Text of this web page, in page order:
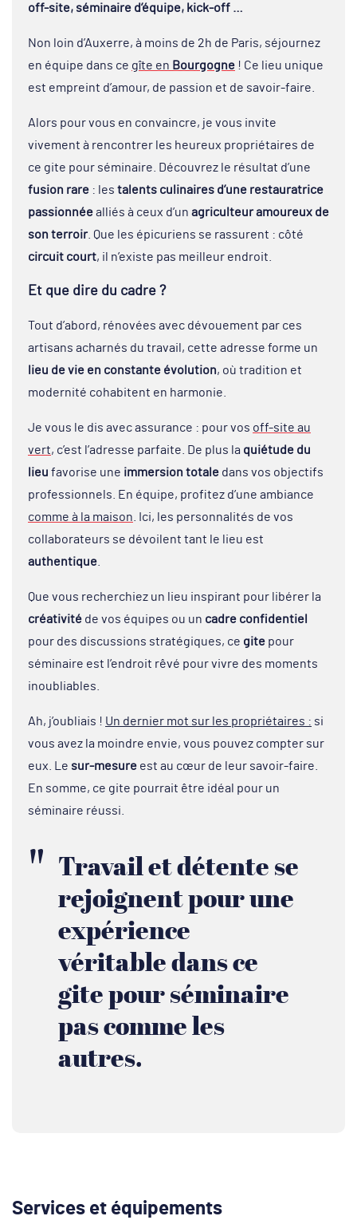
off-site, séminaire d’équipe, kick-off …
Non loin d’Auxerre, à moins de 2h de Paris, séjournez
en équipe dans ce gîte en Bourgogne ! Ce lieu unique
est empreint d’amour, de passion et de savoir-faire.
Alors pour vous en convaincre, je vous invite
vivement à rencontrer les heureux propriétaires de
ce gite pour séminaire. Découvrez le résultat d’une
fusion rare : les talents culinaires d’une restauratrice
passionnéealliés à ceux d’un agriculteur amoureux de
son terroir. Que les épicuriens se rassurent : côté
circuit court, il n’existe pas meilleur endroit.
Et que dire du cadre ?
Tout d’abord, rénovées avec dévouement par ces
artisans acharnés du travail, cette adresse forme un
lieu de vie en constante évolution, où tradition et
modernité cohabitent en harmonie.
Je vous le dis avec assurance : pour vos off-site au
vert, c’est l’adresse parfaite. De plus la quiétude du
lieu favorise une immersion totale dans vos objectifs
professionnels. En équipe, profitez d’une ambiance
comme à la maison. Ici, les personnalités de vos
collaborateurs se dévoilent tant le lieu est
authentique.
Que vous recherchiez un lieu inspirant pour libérer la
créativité de vos équipes ou un cadre confidentiel
pour des discussions stratégiques, ce gite pour
séminaire est l’endroit rêvé pour vivre des moments
inoubliables.
Ah, j’oubliais ! Un dernier mot sur les propriétaires : si
vous avez la moindre envie, vous pouvez compter sur
eux. Le sur-mesure est au cœur de leur savoir-faire.
En somme, ce gite pourrait être idéal pour un
séminaire réussi.
Travail et détente se
rejoignent pour une
expérience
véritable dans ce
gite pour séminaire
pas comme les
autres.
Services et équipements